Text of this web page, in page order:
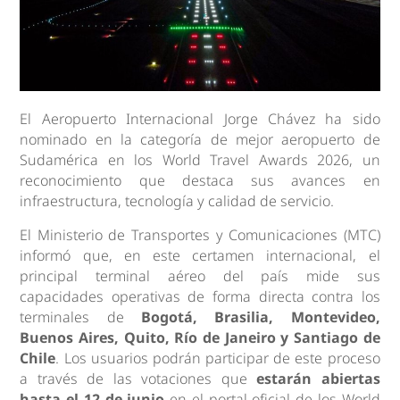
El Aeropuerto Internacional Jorge Chávez ha sido
nominado en la categoría de mejor aeropuerto de
Sudamérica en los World Travel Awards 2026, un
reconocimiento que destaca sus avances en
infraestructura, tecnología y calidad de servicio.
El Ministerio de Transportes y Comunicaciones (MTC)
informó que, en este certamen internacional, el
principal terminal aéreo del país mide sus
capacidades operativas de forma directa contra los
terminales de Bogotá, Brasilia, Montevideo,
Buenos Aires, Quito, Río de Janeiro y Santiago de
Chile. Los usuarios podrán participar de este proceso
a través de las votaciones queestarán abiertas